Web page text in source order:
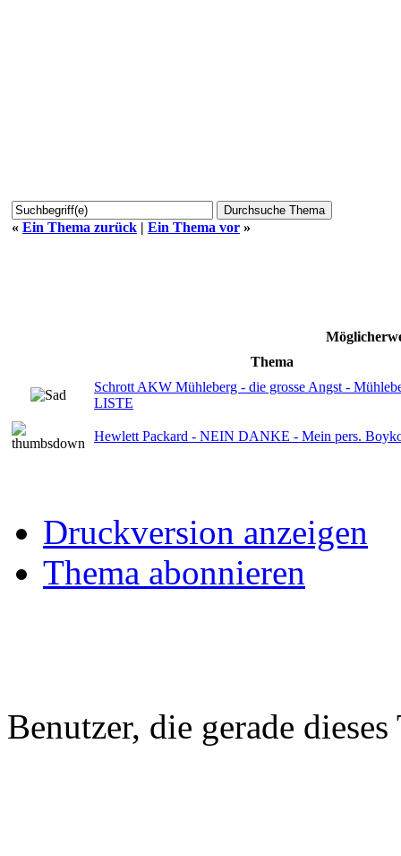
« Ein Thema zurück | Ein Thema vor »
Thema
Schrott AKW Mühleberg - die grosse Angst -
LISTE
Hewlett Packard - NEIN DANKE - Mein pers.
Druckversion anzeigen
Thema abonnieren
Benutzer, die gerade